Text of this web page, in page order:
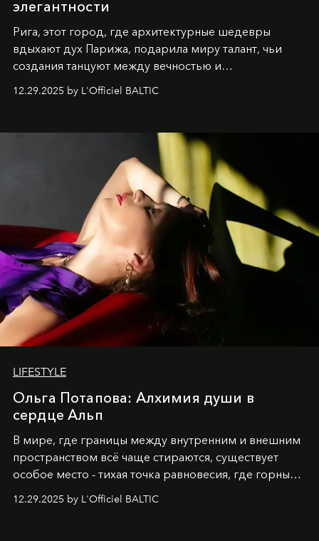
элегантности
Рига, этот город, где архитектурные шедевры
вдыхают дух Парижа, подарила миру талант, чьи
создания танцуют между вечностью и
12.29.2025 by L'Officiel BALTIC
LIFESTYLE
Ольга Потапова: Алхимия души в
сердце Альп
В мире, где границы между внутренним и внешним
пространством всё чаще стираются, существует
особое место - тихая точка равновесия, где горные
глубинами человеческой души. Здесь, на стыке
12.29.2025 by L'Officiel BALTIC